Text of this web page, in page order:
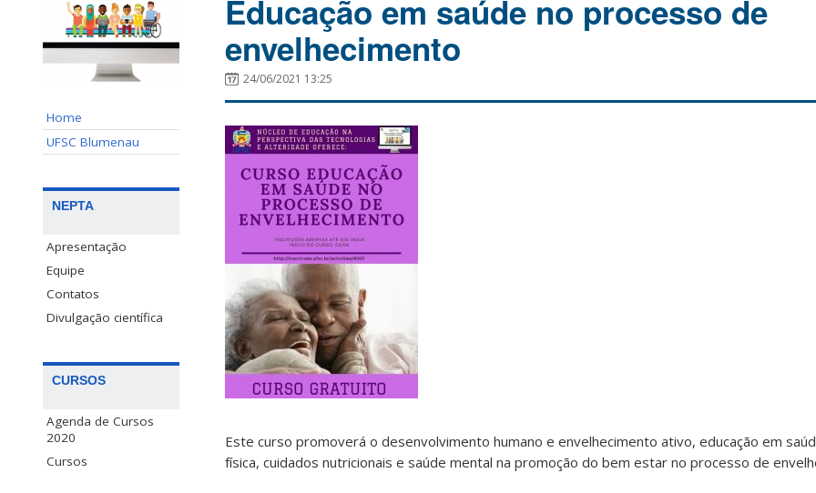
Home
UFSC Blumenau
NEPTA
Apresentação
Equipe
Contatos
Divulgação científica
CURSOS
Agenda de Cursos
2020
Cursos
Educação em saúde no processo de
envelhecimento
24/06/2021 13:25
Este curso promoverá o desenvolvimento humano e envelhecimento ativo, educação em
física, cuidados nutricionais e saúde mental na promoção do bem estar no processo de